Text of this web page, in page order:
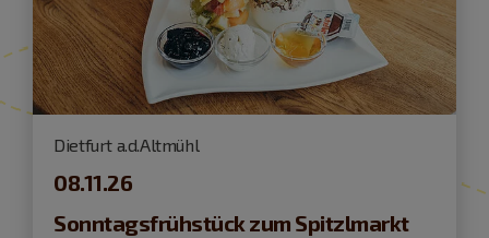
Dietfurt a.d.Altmühl
08.11.26
Sonntagsfrühstück zum Spitzlmarkt